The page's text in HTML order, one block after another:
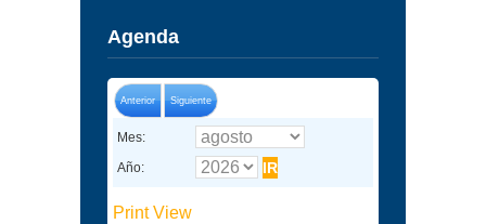
Agenda
Anterior Siguiente
Mes:
Año:
PrintView